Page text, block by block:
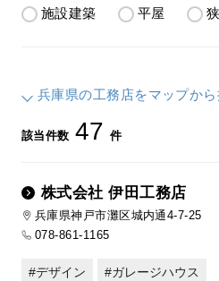
施設建築
平屋
兵庫県の工務店をマップから
該当件数 47 件
株式会社 伊田工務店
兵庫県神戸市灘区城内通4-7-25
078-861-1165
デザイン ガレージハウス